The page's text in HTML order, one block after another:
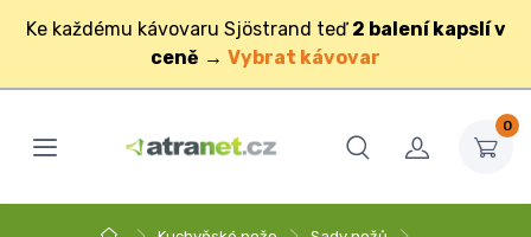
Ke každému kávovaru Sjöstrand teď 2 balení kapslí v
ceně → Vybrat kávovar
0